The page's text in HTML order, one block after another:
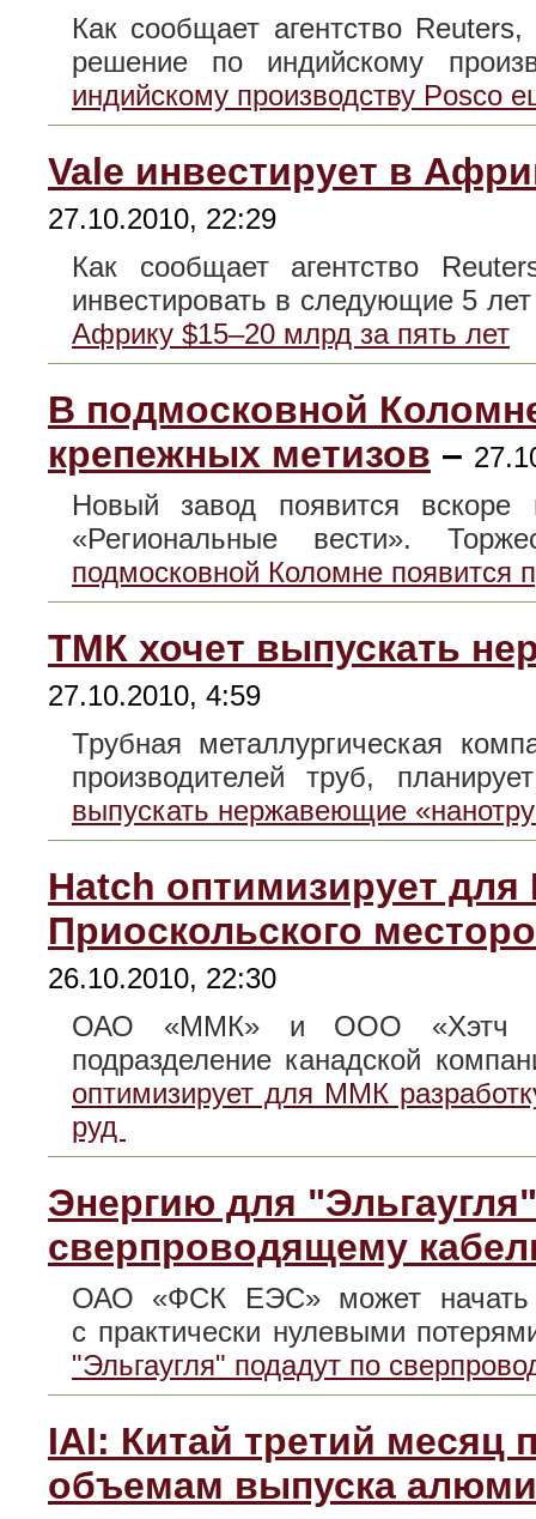
Как сообщает агентство
решение по индийскому
индийскому производству Posco
Vale инвестирует в
27.10.2010, 22:29
Как сообщает агентство
инвестировать в следующие 5
Африку $15–20 млрд за пять лет
В подмосковной
крепежных метизов –
Новый завод появится
«Региональные вести».
подмосковной Коломне появится
ТМК хочет выпускать
27.10.2010, 4:59
Трубная металлургическая
производителей труб,
выпускать нержавеющие
Hatch оптимизирует
Приоскольского
26.10.2010, 22:30
ОАО «ММК» и ООО «Хэтч
подразделение канадской
оптимизирует для ММК
руд
Энергию для
сверпроводящему
ОАО «ФСК ЕЭС» может начать
с практически нулевыми
"Эльгаугля" подадут по
IAI: Китай третий месяц
объемам выпуска